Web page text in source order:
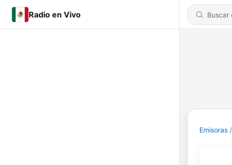
Radio en Vivo
Emisoras